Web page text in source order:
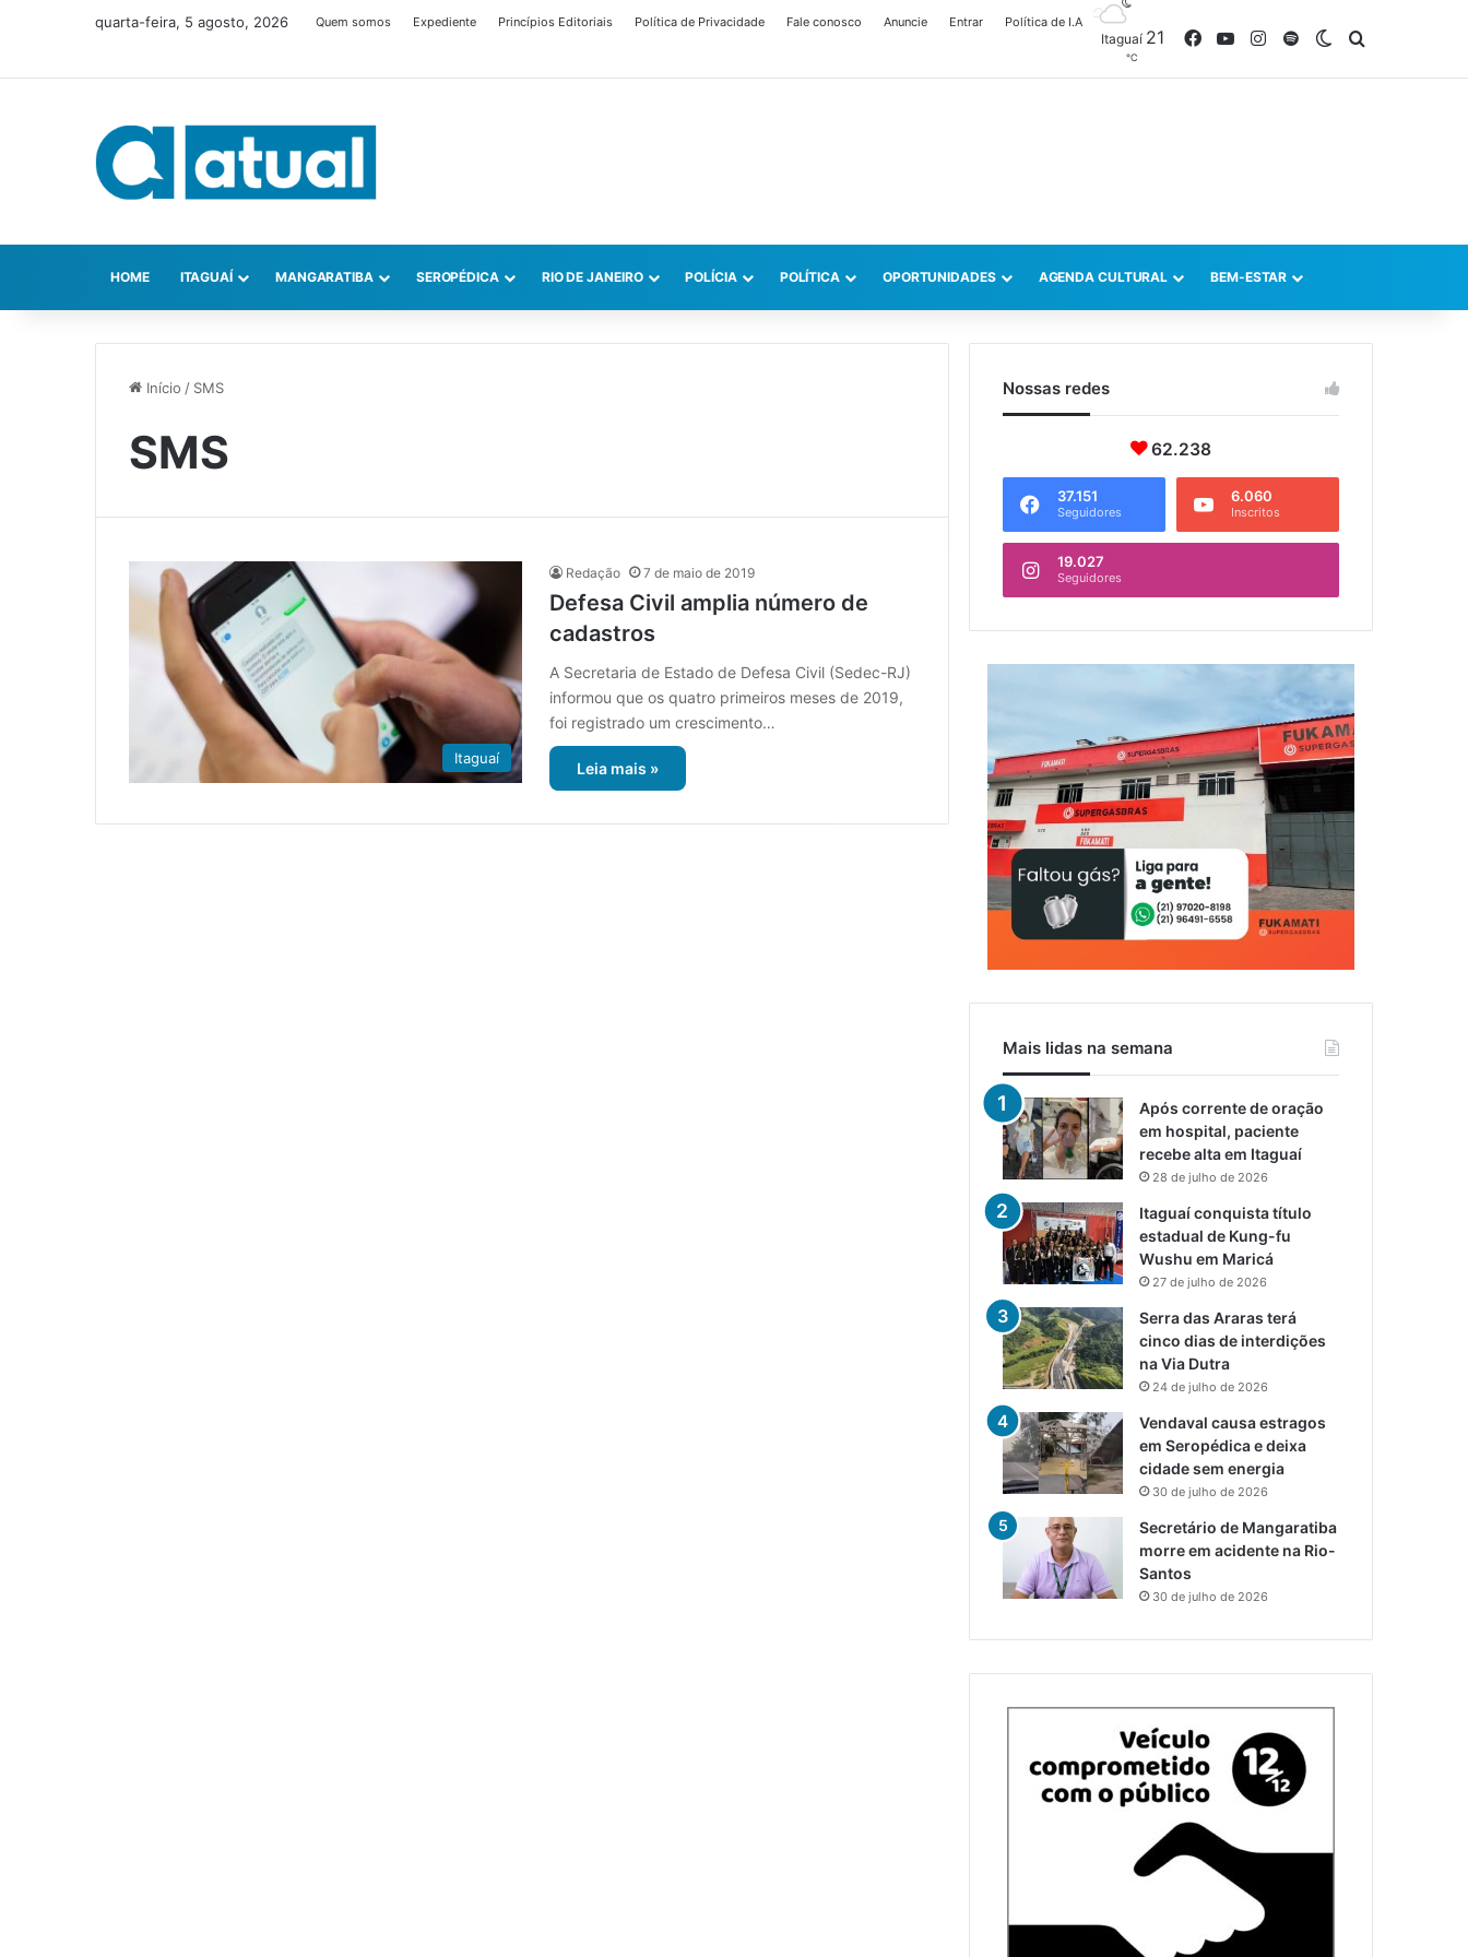
quarta-feira, 5 agosto, 2026 Quem somos Expediente Princípios Editoriais Política de Privacidade Fale conosco Anuncie Entrar Política de I.A
Itaguaí 21
℃
FacebookYouTubeInstagram
SpotifySwitch skin
HOME ITAGUAÍ MANGARATIBA SEROPÉDICA RIO DE JANEIRO POLÍCIA POLÍTICA OPORTUNIDADES AGENDA CULTURAL BEM-ESTAR
Início / SMS
SMS
Itaguaí
Redação 7 de maio de 2019
Defesa Civil amplia número de
cadastros
A Secretaria de Estado de Defesa Civil (Sedec-RJ)
informou que os quatro primeiros meses de 2019,
foi registrado um crescimento…
Leia mais »
Nossas redes
62.238
37.151
Seguidores
6.060
Inscritos
19.027
Seguidores
Mais lidas na semana
Após corrente de oração
em hospital, paciente
recebe alta em Itaguaí
28 de julho de 2026
Itaguaí conquista título
estadual de Kung-fu
Wushu em Maricá
27 de julho de 2026
Serra das Araras terá
cinco dias de interdições
na Via Dutra
24 de julho de 2026
Vendaval causa estragos
em Seropédica e deixa
cidade sem energia
30 de julho de 2026
Secretário de Mangaratiba
morre em acidente na Rio-
Santos
30 de julho de 2026